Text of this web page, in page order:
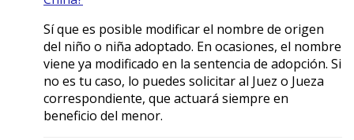
Sí que es posible modificar el nombre de origen
del niño o niña adoptado. En ocasiones, el nombre
viene ya modificado en la sentencia de adopción. Si
no es tu caso, lo puedes solicitar al Juez o Jueza
correspondiente, que actuará siempre en
beneficio del menor.